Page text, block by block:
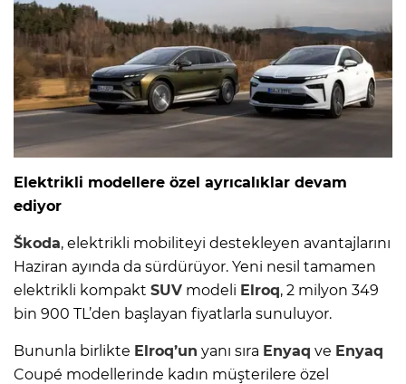
Elektrikli modellere özel ayrıcalıklar devam
ediyor
Škoda, elektrikli mobiliteyi destekleyen avantajlarını
Haziran ayında da sürdürüyor. Yeni nesil tamamen
elektrikli kompakt SUV modeli Elroq, 2 milyon 349
bin 900 TL’den başlayan fiyatlarla sunuluyor.
Bununla birlikte Elroq’un yanı sıra Enyaq ve Enyaq
Coupé modellerinde kadın müşterilere özel